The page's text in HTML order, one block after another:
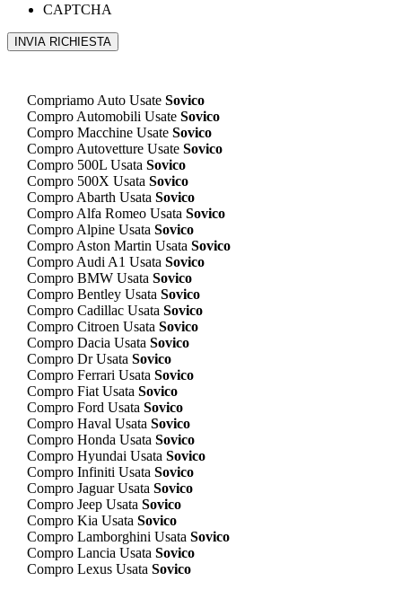
CAPTCHA
Compriamo Auto UsateSovico
Compro Automobili UsateSovico
Compro Macchine UsateSovico
Compro Autovetture UsateSovico
Compro 500L Usata Sovico
Compro 500X Usata Sovico
Compro Abarth Usata Sovico
Compro Alfa Romeo Usata Sovico
Compro Alpine Usata Sovico
Compro Aston Martin Usata Sovico
Compro Audi A1 Usata Sovico
Compro BMW Usata Sovico
Compro Bentley Usata Sovico
Compro Cadillac Usata Sovico
Compro Citroen Usata Sovico
Compro Dacia Usata Sovico
Compro Dr Usata Sovico
Compro Ferrari Usata Sovico
Compro Fiat Usata Sovico
Compro Ford Usata Sovico
Compro Haval Usata Sovico
Compro Honda Usata Sovico
Compro Hyundai Usata Sovico
Compro Infiniti Usata Sovico
Compro Jaguar Usata Sovico
Compro Jeep Usata Sovico
Compro Kia Usata Sovico
Compro Lamborghini Usata Sovico
Compro Lancia Usata Sovico
Compro Lexus Usata Sovico